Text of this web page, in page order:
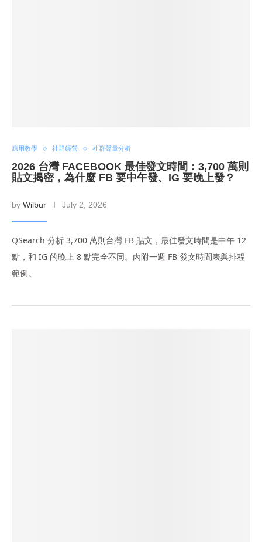
應用教學 社群經營 社群聲量分析
2026 台灣 FACEBOOK 最佳發文時間：3,700 萬則
貼文揭密，為什麼 FB 要中午發、IG 要晚上發？
by Wilbur July 2, 2026
QSearch 分析 3,700 萬則台灣 FB 貼文，最佳發文時間是中午 12
點，和 IG 的晚上 8 點完全不同。內附一週 FB 發文時間表與排程
範例。